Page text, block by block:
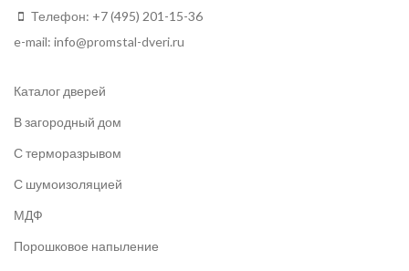
Телефон: +7 (495) 201-15-36
e-mail: info@promstal-dveri.ru
Каталог дверей
В загородный дом
С терморазрывом
С шумоизоляцией
МДФ
Порошковое напыление